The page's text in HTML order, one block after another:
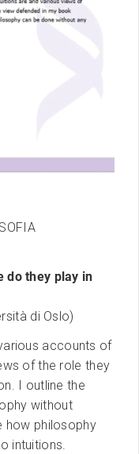
do they play in
di Oslo)
accounts of
of the role they
I outline the
without
how philosophy
intuitions.